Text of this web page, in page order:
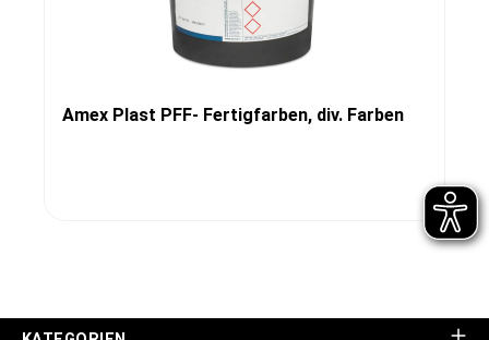
Amex Plast PFF- Fertigfarben, div. Farben